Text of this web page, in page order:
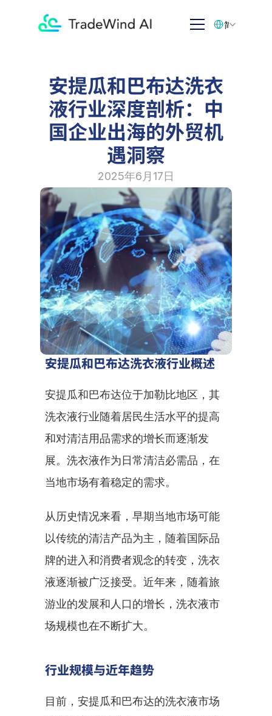
安提瓜和巴布达洗衣
液行业深度剖析：中
国企业出海的外贸机
遇洞察
2025年6月17日
安提瓜和巴布达洗衣液行业概述
安提瓜和巴布达位于加勒比地区，其
洗衣液行业随着居民生活水平的提高
和对清洁用品需求的增长而逐渐发
展。洗衣液作为日常清洁必需品，在
当地市场有着稳定的需求。
从历史情况来看，早期当地市场可能
以传统的清洁产品为主，随着国际品
牌的进入和消费者观念的转变，洗衣
液逐渐被广泛接受。近年来，随着旅
游业的发展和人口的增长，洗衣液市
场规模也在不断扩大。
行业规模与近年趋势
目前，安提瓜和巴布达的洗衣液市场
简体中文